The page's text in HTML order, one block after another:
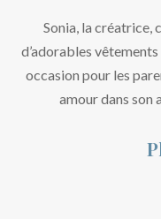
Sonia, la créatrice,
d’adorables
occasion pour les
amour dans son